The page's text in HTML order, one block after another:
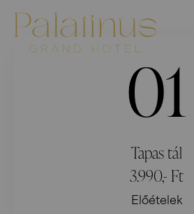
01
Tapas tál
3.990,- Ft
Előételek